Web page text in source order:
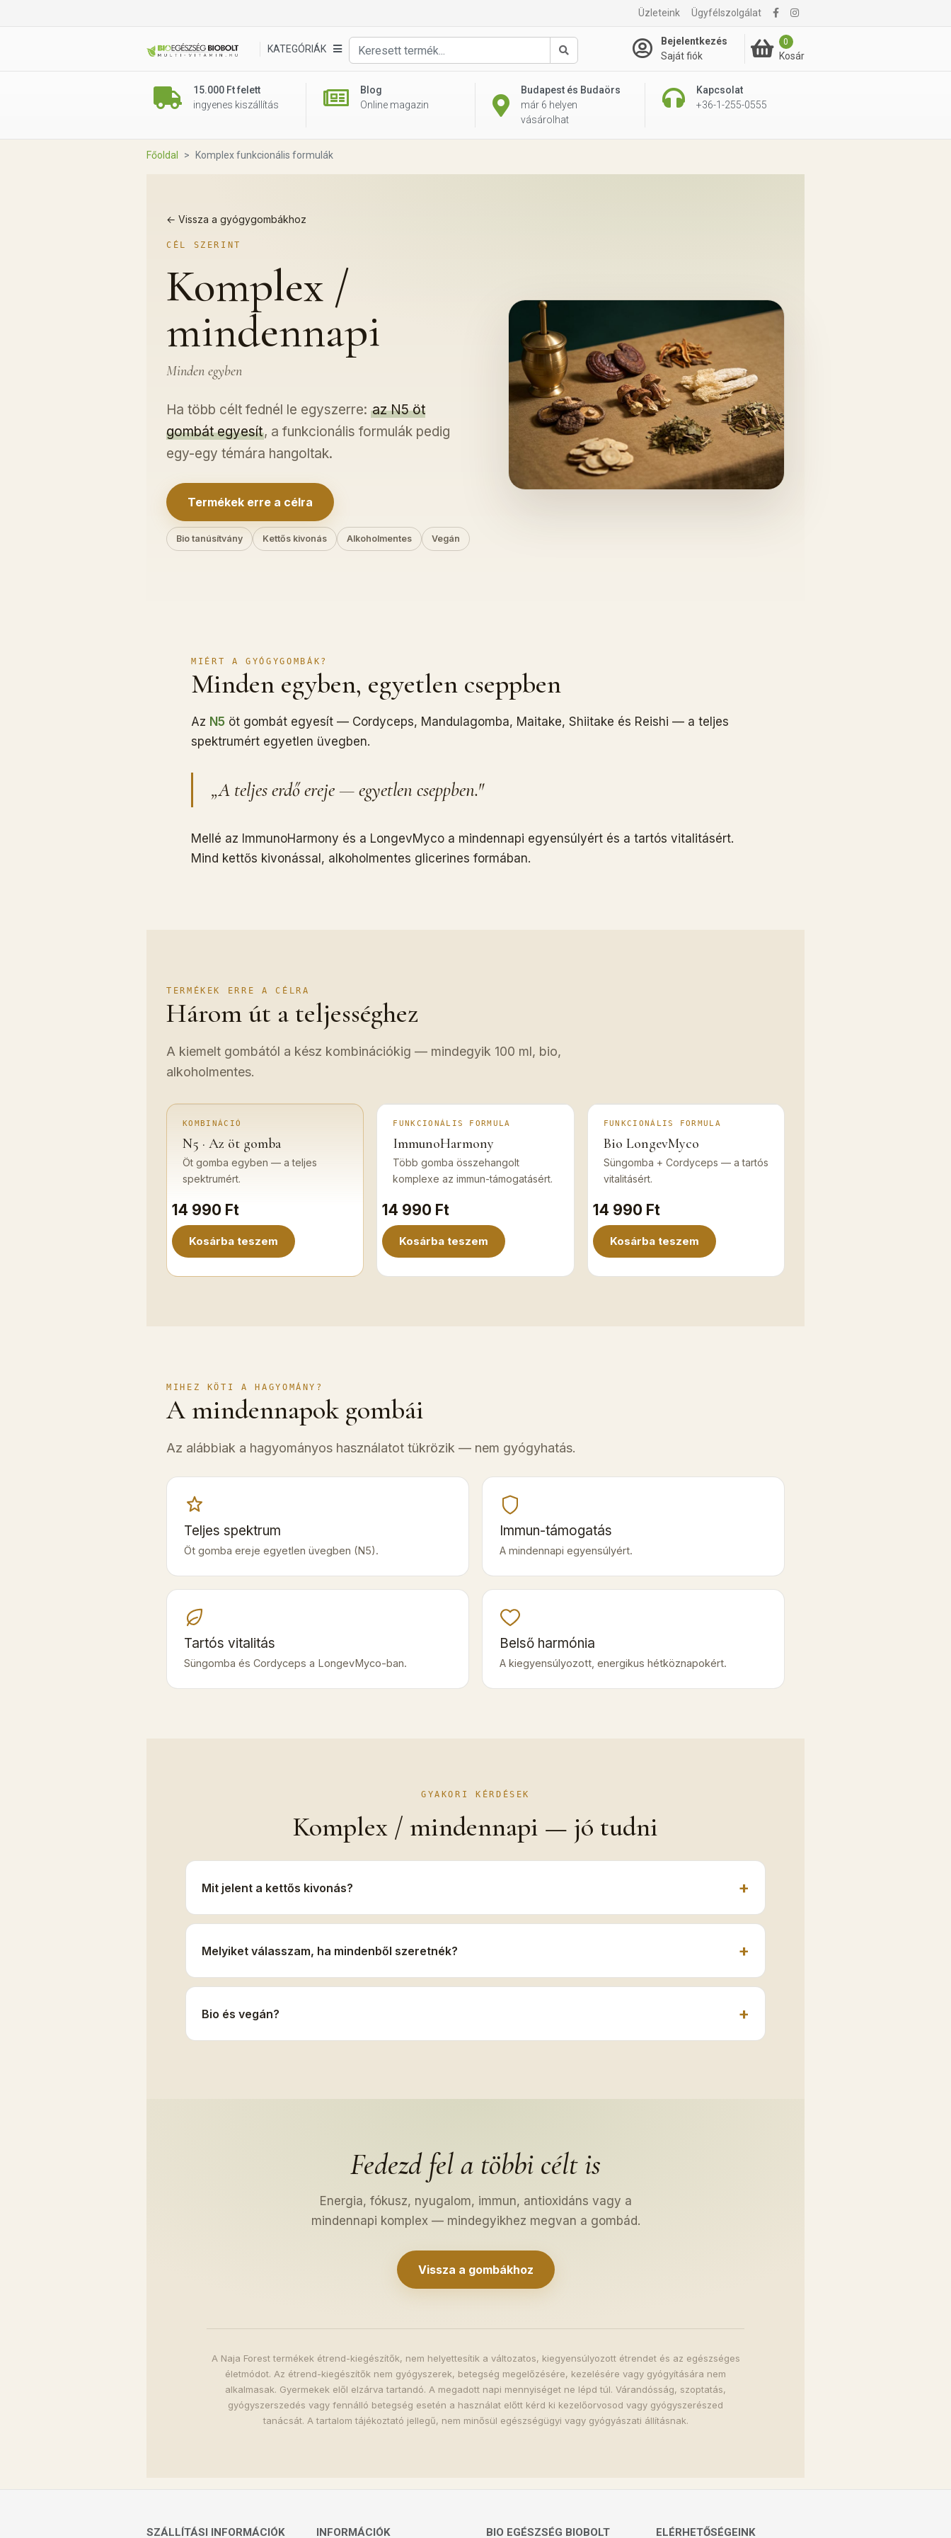
Üzleteink Ügyfélszolgálat
KATEGÓRIÁK
Keresés
Bejelentkezés
Saját fiók
0
Kosár
15.000 Ft felett
ingyenes kiszállítás
Blog
Online magazin
Budapest és Budaörs
már 6 helyen
vásárolhat
Kapcsolat
+36-1-255-0555
Főoldal Komplex funkcionális formulák
← Vissza a gyógygombákhoz
CÉL SZERINT
Komplex /
mindennapi
Minden egyben
Ha több célt fednél le egyszerre: az N5 öt
gombát egyesít, a funkcionális formulák pedig
egy-egy témára hangoltak.
Termékek erre a célra
Bio tanúsítvány Kettős kivonás Alkoholmentes Vegán
MIÉRT A GYÓGYGOMBÁK?
Minden egyben, egyetlen cseppben
Az N5 öt gombát egyesít — Cordyceps, Mandulagomba, Maitake, Shiitake és Reishi — a teljes
spektrumért egyetlen üvegben.
„A teljes erdő ereje — egyetlen cseppben."
Mellé az ImmunoHarmony és a LongevMyco a mindennapi egyensúlyért és a tartós vitalitásért.
Mind kettős kivonással, alkoholmentes glicerines formában.
TERMÉKEK ERRE A CÉLRA
Három út a teljességhez
A kiemelt gombától a kész kombinációkig — mindegyik 100 ml, bio,
alkoholmentes.
KOMBINÁCIÓ
N5 · Az öt gomba
Öt gomba egyben — a teljes
spektrumért.
14 990 Ft
Kosárba teszem
FUNKCIONÁLIS FORMULA
ImmunoHarmony
Több gomba összehangolt
komplexe az immun-támogatásért.
14 990 Ft
Kosárba teszem
FUNKCIONÁLIS FORMULA
Bio LongevMyco
Süngomba + Cordyceps — a tartós
vitalitásért.
14 990 Ft
Kosárba teszem
MIHEZ KÖTI A HAGYOMÁNY?
A mindennapok gombái
Az alábbiak a hagyományos használatot tükrözik — nem gyógyhatás.
Teljes spektrum
Öt gomba ereje egyetlen üvegben (N5).
Immun-támogatás
A mindennapi egyensúlyért.
Tartós vitalitás
Süngomba és Cordyceps a LongevMyco-ban.
Belső harmónia
A kiegyensúlyozott, energikus hétköznapokért.
GYAKORI KÉRDÉSEK
Komplex / mindennapi — jó tudni
Mit jelent a kettős kivonás?
Melyiket válasszam, ha mindenből szeretnék?
Bio és vegán?
Fedezd fel a többi célt is
Energia, fókusz, nyugalom, immun, antioxidáns vagy a
mindennapi komplex — mindegyikhez megvan a gombád.
Vissza a gombákhoz
A Naja Forest termékek étrend-kiegészítők, nem helyettesítik a változatos, kiegyensúlyozott étrendet és az egészséges
életmódot. Az étrend-kiegészítők nem gyógyszerek, betegség megelőzésére, kezelésére vagy gyógyítására nem
alkalmasak. Gyermekek elől elzárva tartandó. A megadott napi mennyiséget ne lépd túl. Várandósság, szoptatás,
gyógyszerszedés vagy fennálló betegség esetén a használat előtt kérd ki kezelőorvosod vagy gyógyszerészed
tanácsát. A tartalom tájékoztató jellegű, nem minősül egészségügyi vagy gyógyászati állításnak.
SZÁLLÍTÁSI INFORMÁCIÓK INFORMÁCIÓK BIO EGÉSZSÉG BIOBOLT ELÉRHETŐSÉGEINK